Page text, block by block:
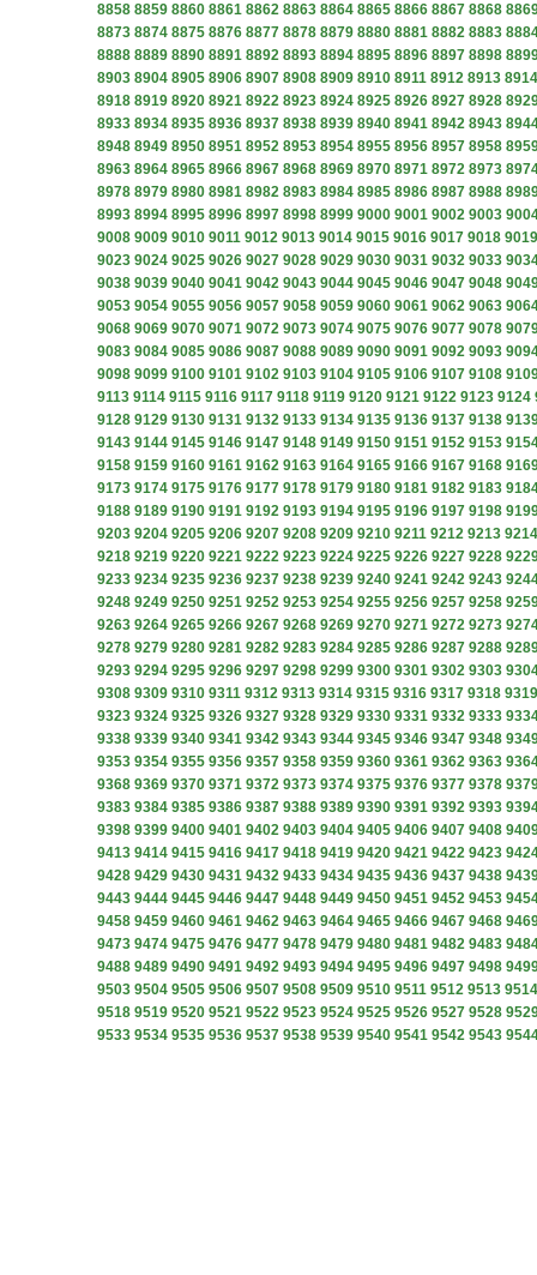
8858 8859 8860 8861 8862 8863 8864 8865 8866 8867 8868
8873 8874 8875 8876 8877 8878 8879 8880 8881 8882 8883
8888 8889 8890 8891 8892 8893 8894 8895 8896 8897 8898
8903 8904 8905 8906 8907 8908 8909 8910 8911 8912 8913 8914
8918 8919 8920 8921 8922 8923 8924 8925 8926 8927 8928
8933 8934 8935 8936 8937 8938 8939 8940 8941 8942 8943
8948 8949 8950 8951 8952 8953 8954 8955 8956 8957 8958
8963 8964 8965 8966 8967 8968 8969 8970 8971 8972 8973
8978 8979 8980 8981 8982 8983 8984 8985 8986 8987 8988
8993 8994 8995 8996 8997 8998 8999 9000 9001 9002 9003
9008 9009 9010 9011 9012 9013 9014 9015 9016 9017 9018 9019
9023 9024 9025 9026 9027 9028 9029 9030 9031 9032 9033
9038 9039 9040 9041 9042 9043 9044 9045 9046 9047 9048
9053 9054 9055 9056 9057 9058 9059 9060 9061 9062 9063
9068 9069 9070 9071 9072 9073 9074 9075 9076 9077 9078
9083 9084 9085 9086 9087 9088 9089 9090 9091 9092 9093
9098 9099 9100 9101 9102 9103 9104 9105 9106 9107 9108
9113 9114 9115 9116 9117 9118 9119 9120 9121 9122 9123 9124
9128 9129 9130 9131 9132 9133 9134 9135 9136 9137 9138
9143 9144 9145 9146 9147 9148 9149 9150 9151 9152 9153
9158 9159 9160 9161 9162 9163 9164 9165 9166 9167 9168
9173 9174 9175 9176 9177 9178 9179 9180 9181 9182 9183
9188 9189 9190 9191 9192 9193 9194 9195 9196 9197 9198
9203 9204 9205 9206 9207 9208 9209 9210 9211 9212 9213 9214
9218 9219 9220 9221 9222 9223 9224 9225 9226 9227 9228
9233 9234 9235 9236 9237 9238 9239 9240 9241 9242 9243
9248 9249 9250 9251 9252 9253 9254 9255 9256 9257 9258
9263 9264 9265 9266 9267 9268 9269 9270 9271 9272 9273
9278 9279 9280 9281 9282 9283 9284 9285 9286 9287 9288
9293 9294 9295 9296 9297 9298 9299 9300 9301 9302 9303
9308 9309 9310 9311 9312 9313 9314 9315 9316 9317 9318 9319
9323 9324 9325 9326 9327 9328 9329 9330 9331 9332 9333
9338 9339 9340 9341 9342 9343 9344 9345 9346 9347 9348
9353 9354 9355 9356 9357 9358 9359 9360 9361 9362 9363
9368 9369 9370 9371 9372 9373 9374 9375 9376 9377 9378
9383 9384 9385 9386 9387 9388 9389 9390 9391 9392 9393
9398 9399 9400 9401 9402 9403 9404 9405 9406 9407 9408
9413 9414 9415 9416 9417 9418 9419 9420 9421 9422 9423
9428 9429 9430 9431 9432 9433 9434 9435 9436 9437 9438
9443 9444 9445 9446 9447 9448 9449 9450 9451 9452 9453
9458 9459 9460 9461 9462 9463 9464 9465 9466 9467 9468
9473 9474 9475 9476 9477 9478 9479 9480 9481 9482 9483
9488 9489 9490 9491 9492 9493 9494 9495 9496 9497 9498
9503 9504 9505 9506 9507 9508 9509 9510 9511 9512 9513 9514
9518 9519 9520 9521 9522 9523 9524 9525 9526 9527 9528
9533 9534 9535 9536 9537 9538 9539 9540 9541 9542 9543